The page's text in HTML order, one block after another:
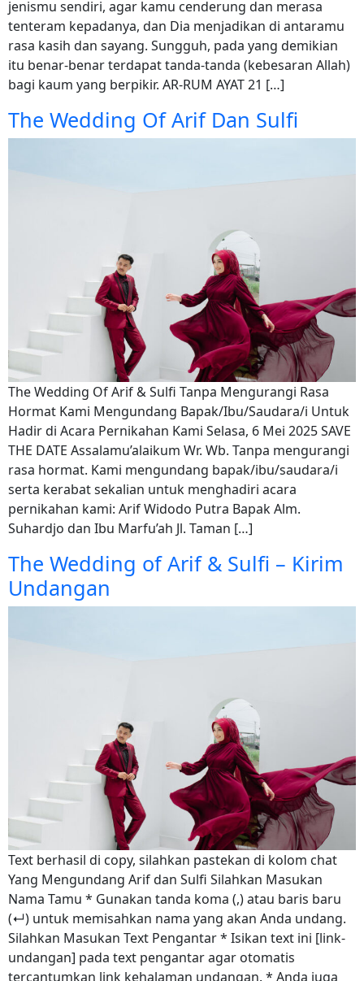
jenismu sendiri, agar kamu cenderung dan merasa
tenteram kepadanya, dan Dia menjadikan di antaramu
rasa kasih dan sayang. Sungguh, pada yang demikian
itu benar-benar terdapat tanda-tanda (kebesaran Allah)
bagi kaum yang berpikir. AR-RUM AYAT 21 […]
The Wedding Of Arif Dan Sulfi
The Wedding Of Arif & Sulfi Tanpa Mengurangi Rasa
Hormat Kami Mengundang Bapak/Ibu/Saudara/i Untuk
Hadir di Acara Pernikahan Kami Selasa, 6 Mei 2025 SAVE
THE DATE Assalamu’alaikum Wr. Wb. Tanpa mengurangi
rasa hormat. Kami mengundang bapak/ibu/saudara/i
serta kerabat sekalian untuk menghadiri acara
pernikahan kami: Arif Widodo Putra Bapak Alm.
Suhardjo dan Ibu Marfu’ah Jl. Taman […]
The Wedding of Arif & Sulfi – Kirim
Undangan
Text berhasil di copy, silahkan pastekan di kolom chat
Yang Mengundang Arif dan Sulfi Silahkan Masukan
Nama Tamu * Gunakan tanda koma (,) atau baris baru
(↵) untuk memisahkan nama yang akan Anda undang.
Silahkan Masukan Text Pengantar * Isikan text ini [link-
undangan] pada text pengantar agar otomatis
tercantumkan link kehalaman undangan. * Anda juga